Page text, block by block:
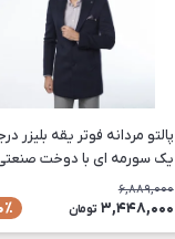
پالتو مردانه فوتر یقه بلیزر
یک سورمه ای با دوخت
سایزبندی کامل مدل PA92
6,889,000
3,448,000 تومان